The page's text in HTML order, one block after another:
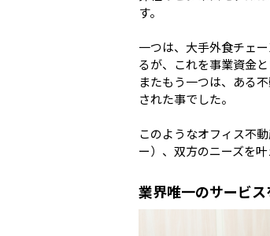
す。
一つは、大手外食チェ
るが、これを事業資金
またもう一つは、ある
された事でした。
このようなオフィス不
業界唯一のサービス